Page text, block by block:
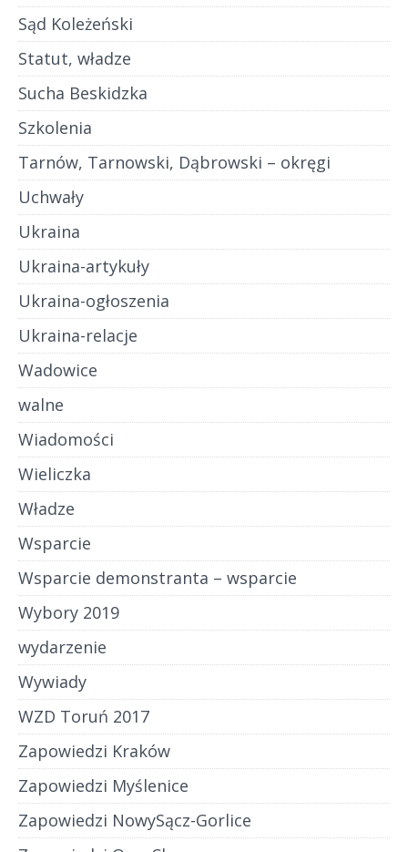
Sąd Koleżeński
Statut, władze
Sucha Beskidzka
Szkolenia
Tarnów, Tarnowski, Dąbrowski – okręgi
Uchwały
Ukraina
Ukraina-artykuły
Ukraina-ogłoszenia
Ukraina-relacje
Wadowice
walne
Wiadomości
Wieliczka
Władze
Wsparcie
Wsparcie demonstranta – wsparcie
Wybory 2019
wydarzenie
Wywiady
WZD Toruń 2017
Zapowiedzi Kraków
Zapowiedzi Myślenice
Zapowiedzi NowySącz-Gorlice